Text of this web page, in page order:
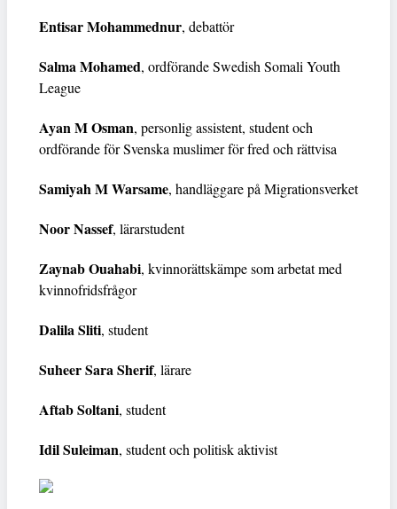
Entisar Mohammednur, debattör
Salma Mohamed, ordförande Swedish Somali Youth
League
Ayan M Osman, personlig assistent, student och
ordförande för Svenska muslimer för fred och rättvisa
Samiyah M Warsame, handläggare på Migrationsverket
Noor Nassef, lärarstudent
Zaynab Ouahabi, kvinnorättskämpe som arbetat med
kvinnofridsfrågor
Dalila Sliti, student
Suheer Sara Sherif, lärare
Aftab Soltani, student
Idil Suleiman, student och politisk aktivist